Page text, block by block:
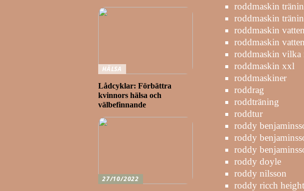
roddmaskin
roddmaskin
roddmaskin vatten
roddmaskin
roddmaskin vilka
roddmaskin xxl
roddmaskiner
roddrag
roddträning
roddtur
roddy
roddy
roddy
roddy doyle
roddy nilsson
roddy ricch height
HÄLSA
Lådcyklar: Förbättra
kvinnors hälsa och
välbefinnande
27/10/2022